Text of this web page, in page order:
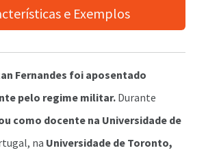
e Exemplos
Fernandes foi aposentado
pelo regime militar. Durante
como docente na Universidade de
na Universidade de Toronto,